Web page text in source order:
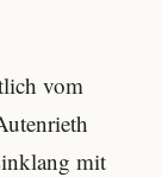
vom
mit